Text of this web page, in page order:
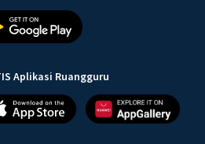
Aplikasi Ruangguru